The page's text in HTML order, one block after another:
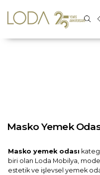
Masko Yemek
Masko yemek odası
biri olan Loda Mobilya,
estetik ve işlevsel yemek